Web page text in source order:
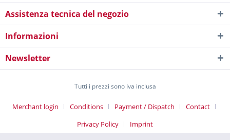
Assistenza tecnica del negozio
Informazioni
Newsletter
Tutti i prezzi sono Iva inclusa
Merchant login Conditions Payment / Dispatch
Contact
Privacy Policy
Imprint